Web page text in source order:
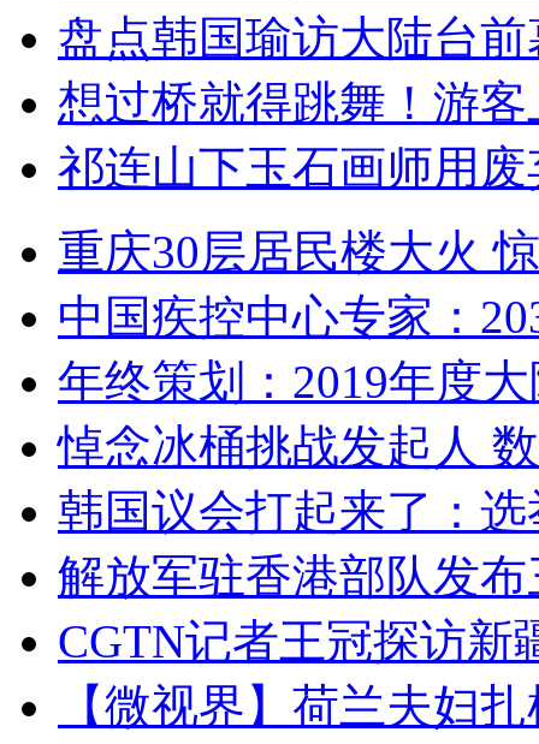
盘点韩国瑜访大陆台
想过桥就得跳舞！游客
祁连山下玉石画师用
重庆30层居民楼大火
中国疾控中心专家：
年终策划：2019年度
悼念冰桶挑战发起人
韩国议会打起来了：
解放军驻香港部队发
CGTN记者王冠探访新
【微视界】荷兰夫妇